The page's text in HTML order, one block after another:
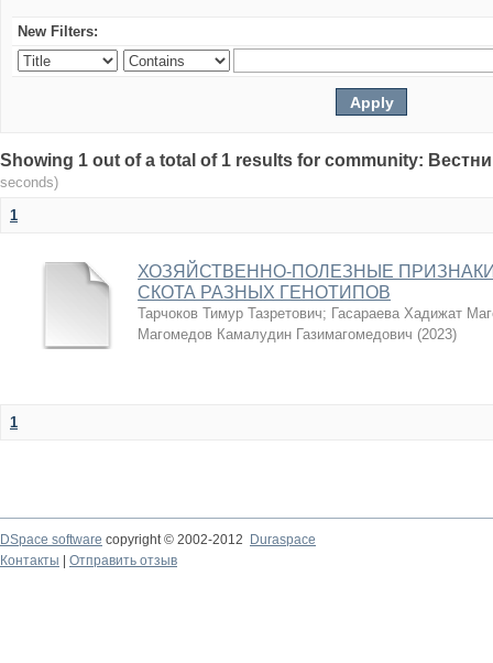
New Filters:
Showing 1 out of a total of 1 results for community:
seconds)
1
ХОЗЯЙСТВЕННО-ПОЛЕЗНЫЕ
СКОТА РАЗНЫХ ГЕНОТИПОВ
Тарчоков Тимур Тазретович; Гасараева Хадижат
Магомедов Камалудин Газимагомедович (2023)
1
DSpace software copyright © 2002-2012
Duraspace
Контакты
Отправить отзыв